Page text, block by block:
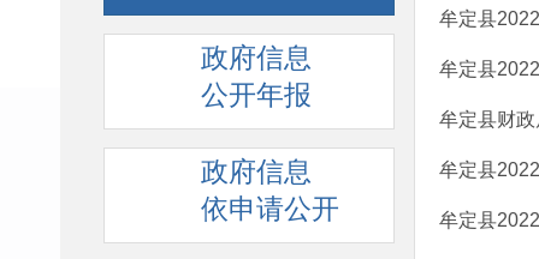
政府信息
公开年报
政府信息
依申请公开
牟定县
牟定县
牟定县财
牟定县
牟定县